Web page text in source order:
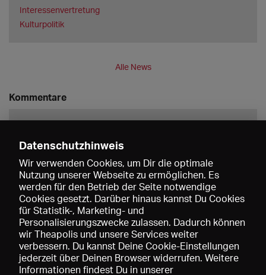
Interessenvertretung
Kulturpolitik
Alle News
Kommentare
Speichern
Datenschutzhinweis
Wir verwenden Cookies, um Dir die optimale
Nutzung unserer Webseite zu ermöglichen. Es
werden für den Betrieb der Seite notwendige
Cookies gesetzt. Darüber hinaus kannst Du Cookies
für Statistik-, Marketing- und
Personalisierungszwecke zulassen. Dadurch können
wir Theapolis und unsere Services weiter
verbessern. Du kannst Deine Cookie-Einstellungen
jederzeit über Deinen Browser widerrufen. Weitere
Informationen findest Du in unserer